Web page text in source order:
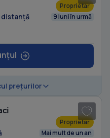
Proprietar
distanță 9 luni în urmă
prețurilor
Proprietar
Mai mult de un an